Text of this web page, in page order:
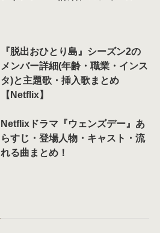
『脱出おひとり島』シーズン2の
メンバー詳細(年齢・職業・インス
タ)と主題歌・挿入歌まとめ
【Netflix】
Netflixドラマ『ウェンズデー』あ
らすじ・登場人物・キャスト・流
れる曲まとめ！